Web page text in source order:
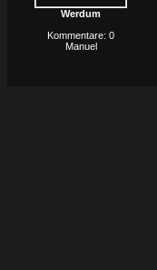
Werdum
Kommentare: 0
Manuel